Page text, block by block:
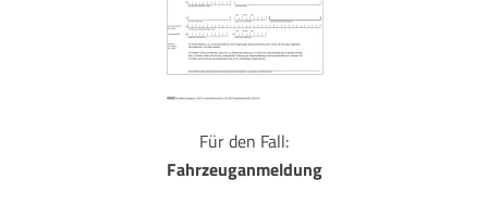
Für den Fall:
Fahrzeuganmeldung